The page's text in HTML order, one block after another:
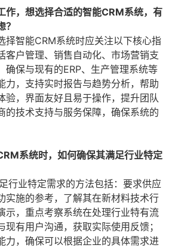
作，想选择合适的智能CRM系统，有
择智能CRM系统时应关注以下核心指
客户管理、销售自动化、市场营销支
确保与现有的ERP、生产管理系统等
力，支持实时报告与趋势分析，帮助
验，界面友好且易于操作，提升团队
的技术支持与服务保障，确保系统的
系统时，如何确保其满足行业特定
行业特定需求的方法包括：要求供应
实施的参考，了解其在新材料技术行
示，重点考察系统在处理行业特有流
有用户沟通，获取实际使用反馈；
力，确保可以根据企业的具体需求进